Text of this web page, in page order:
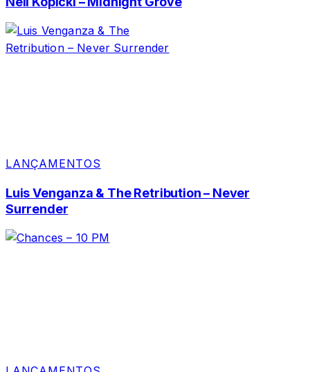
LANÇAMENTOS
Luis Venganza & The Retribution – Never
Surrender